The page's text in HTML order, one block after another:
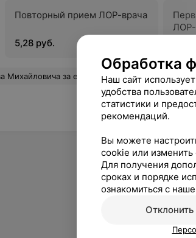
Повторный прием ЛОР-врача
5,28 руб.
ЛОР-
и профессиональные навыки. Вы – врач выдающийся, и я желаю вам продолжать помогать людям, день за днем побеждая серьезные проблемы, и получать заслуженное уважение от благодарных пациентов.
Обработка
Наш сайт
удобства
статистики и
рекомендаций.
Вы можете
cookie или изменить
Для получения
сроках и порядке
ознакомиться с
Отклонить